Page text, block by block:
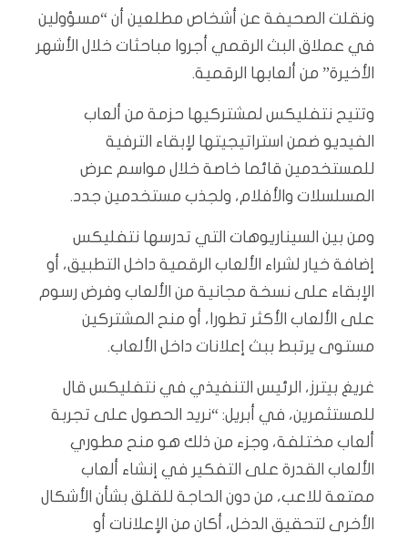
ونقلت الصحيفة عن أشخاص مطلعين أن “مسؤولين
في عملاق البث الرقمي أجروا مباحثات خلال الأشهر
الأخيرة” من ألعابها الرقمية.
وتتيح نتفليكس لمشتركيها حزمة من ألعاب
الفيديو ضمن استراتيجيتها لإبقاء الترفية
للمستخدمين قائما خاصة خلال مواسم عرض
المسلسلات والأفلام، ولجذب مستخدمين جدد.
ومن بين السيناريوهات التي تدرسها نتفليكس
إضافة خيار لشراء الألعاب الرقمية داخل التطبيق، أو
الإبقاء على نسخة مجانية من الألعاب وفرض رسوم
على الألعاب الأكثر تطورا، أو منح المشتركين
مستوى يرتبط ببث إعلانات داخل الألعاب.
غريغ بيترز، الرئيس التنفيذي في نتفليكس قال
للمستثمرين، في أبريل: “نريد الحصول على تجربة
ألعاب مختلفة، وجزء من ذلك هو منح مطوري
الألعاب القدرة على التفكير في إنشاء ألعاب
ممتعة للاعب، من دون الحاجة للقلق بشأن الأشكال
الأخرى لتحقيق الدخل، أكان من الإعلانات أو